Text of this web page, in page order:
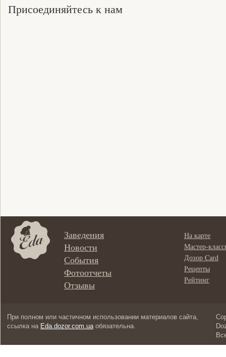
Присоединяйтесь к нам
Заведения
Новости
События
Фотоотчеты
Отзывы
На карте
Мастер-
Дозор Card
Рецепты
Рейтинг
При полном или частичном использовании материалов сайта,
ссылка на Eda.dozor.com.uaобязательна.